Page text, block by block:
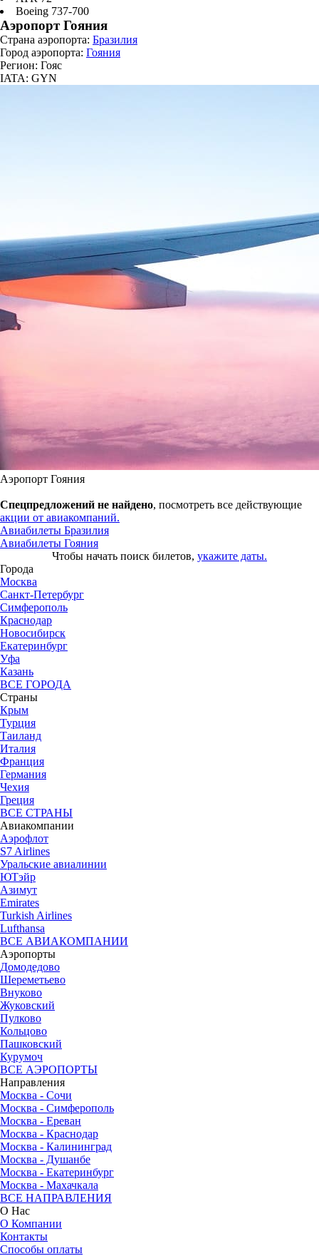
Boeing 737-700
Аэропорт Гояния
Страна аэропорта: Бразилия
Город аэропорта: Гояния
Регион: Гояс
IATA: GYN
Аэропорт Гояния
Спецпредложений не найдено, посмотреть все действующие
акции от авиакомпаний.
Авиабилеты Бразилия
Авиабилеты Гояния
Чтобы начать поиск билетов, укажите даты.
Города
Москва
Санкт-Петербург
Симферополь
Краснодар
Новосибирск
Екатеринбург
Уфа
Казань
ВСЕ ГОРОДА
Страны
Крым
Турция
Таиланд
Италия
Франция
Германия
Чехия
Греция
ВСЕ СТРАНЫ
Авиакомпании
Аэрофлот
S7 Airlines
Уральские авиалинии
ЮТэйр
Азимут
Emirates
Turkish Airlines
Lufthansa
ВСЕ АВИАКОМПАНИИ
Аэропорты
Домодедово
Шереметьево
Внуково
Жуковский
Пулково
Кольцово
Пашковский
Курумоч
ВСЕ АЭРОПОРТЫ
Направления
Москва - Сочи
Москва - Симферополь
Москва - Ереван
Москва - Краснодар
Москва - Калининград
Москва - Душанбе
Москва - Екатеринбург
Москва - Махачкала
ВСЕ НАПРАВЛЕНИЯ
О Нас
О Компании
Контакты
Способы оплаты